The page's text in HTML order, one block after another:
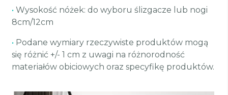
• Wysokość nóżek: do wyboru ślizgacze lub nogi
8cm/12cm
• Podane wymiary rzeczywiste produktów mogą
się różnić +/- 1 cm z uwagi na różnorodność
materiałów obiciowych oraz specyfikę produktów.